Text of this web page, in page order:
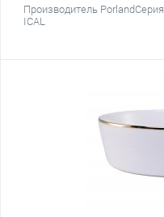
Производитель
ICAL